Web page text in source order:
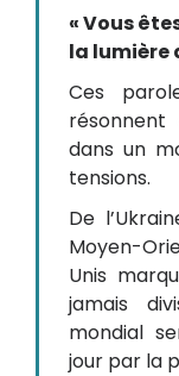
« Vous
la lumière
Ces
dans un
tensions.
De
Moyen-
Unis
jamais
mondial
jour par la